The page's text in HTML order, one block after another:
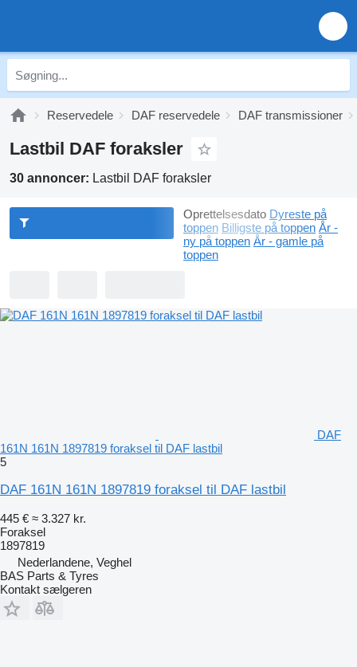
Reservedele DAF reservedele DAF transmissioner
Lastbil DAF foraksler
30 annoncer: Lastbil DAF foraksler
Oprettelsesdato Dyreste på
toppen Billigste på toppen År -
ny på toppen År - gamle på
toppen
DAF
161N 161N 1897819 foraksel til DAF lastbil
5
DAF 161N 161N 1897819 foraksel til DAF lastbil
445 € ≈ 3.327 kr.
Foraksel
1897819
Nederlandene, Veghel
BAS Parts & Tyres
Kontakt sælgeren